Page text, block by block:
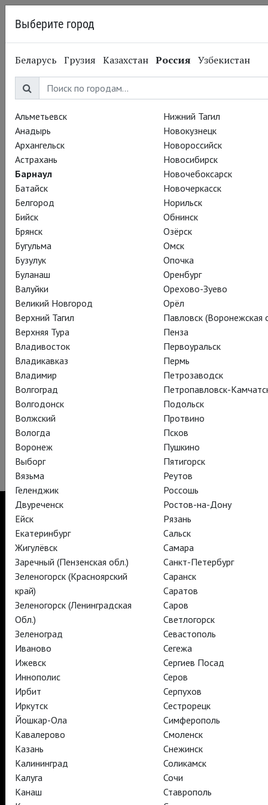
08.08.2016 Театральная компания Кеннета Браны
Комедиант:
фотографии с
репетиций
Кеннет Брана и компания (или театральная компания
Кеннета Браны)
уже вовсю репетируютспектакль
«Комедиант»
Прямая трансляция из театра «Гаррик» ждет нас 27 октября
в рамках проекта TheatreHD!
TheatreHD
TheatreHD Опера
TheatreHD Балет в кино
АРТ-ЛЕКТОРИЙ В КИНО
TheatreHD
АРТ-ЛЕКТОРИЙ В КИНО
TheatreHD
TheatreHD Опера
TheatreHD Балет в кино
АРТ-ЛЕКТОРИЙ В КИНО
TheatreHD
Поддержать
Стать волонтёром
Как организовать показ в вашем городе
Выберите город
Беларусь Грузия Казахстан Россия Узбекистан
Альметьевск
Анадырь
Архангельск
Астрахань
Барнаул
Батайск
Белгород
Бийск
Брянск
Бугульма
Бузулук
Буланаш
Валуйки
Великий Новгород
Верхний Тагил
Верхняя Тура
Владивосток
Владикавказ
Владимир
Волгоград
Волгодонск
Волжский
Вологда
Воронеж
Выборг
Вязьма
Геленджик
Двуреченск
Ейск
Екатеринбург
Жигулёвск
Заречный (Пензенская обл.)
Зеленогорск (Красноярский
край)
Зеленогорск (Ленинградская
Обл.)
Зеленоград
Иваново
Ижевск
Иннополис
Ирбит
Иркутск
Йошкар-Ола
Кавалерово
Казань
Калининград
Калуга
Канаш
Нижний Тагил
Новокузнецк
Новороссийск
Новосибирск
Новочебоксарск
Новочеркасск
Норильск
Обнинск
Озёрск
Омск
Опочка
Оренбург
Орехово-Зуево
Орёл
Павловск (Воронежская
Пенза
Первоуральск
Пермь
Петрозаводск
Петропавловск-
Подольск
Протвино
Псков
Пушкино
Пятигорск
Реутов
Россошь
Ростов-на-Дону
Рязань
Сальск
Самара
Санкт-Петербург
Саранск
Саратов
Саров
Светлогорск
Севастополь
Сегежа
Сергиев Посад
Серов
Серпухов
Сестрорецк
Симферополь
Смоленск
Снежинск
Соликамск
Сочи
Ставрополь